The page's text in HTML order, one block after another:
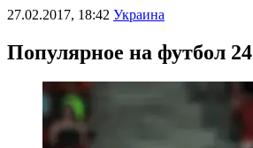
27.02.2017, 18:42 Украина
Популярное на футбол 24